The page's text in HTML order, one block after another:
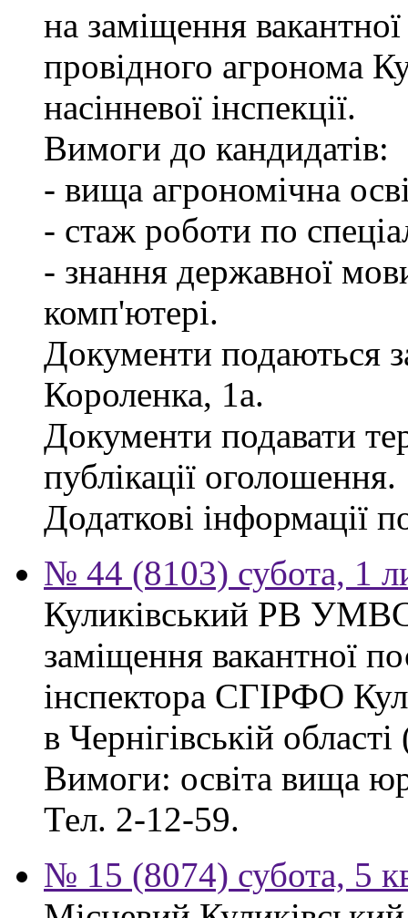
на заміщення
провідного агронома
насінневої інспекції.
Вимоги до кандидатів:
- вища агрономічна
- стаж роботи по
- знання державної
комп'ютері.
Документи подаються
Короленка, 1а.
Документи подавати
публікації оголошення.
Додаткові інформації
№ 44 (8103) субота, 1
Куликівський РВ
заміщення вакантної
інспектора СГІРФО
в Чернігівській
Вимоги: освіта вища
Тел. 2-12-59.
№ 15 (8074) субота, 5